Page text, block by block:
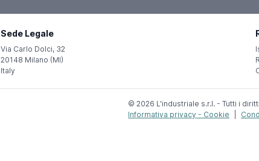
Sede Legale
Via Carlo Dolci, 32
20148 Milano (MI)
Italy
© 2026 L'industriale s.r.l. - Tutti i
Informativa privacy - Cookie